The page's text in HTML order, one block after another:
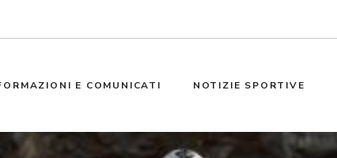
E COMUNICATI NOTIZIE SPORTIVE